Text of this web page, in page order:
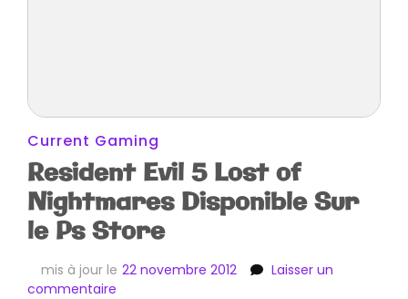
Current Gaming
Resident Evil 5 Lost of
Nightmares Disponible Sur
le Ps Store
mis à jour le 22 novembre 2012
Laisser un
commentaire